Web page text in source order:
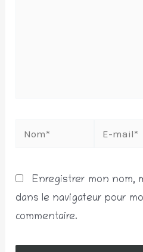
Enregistrer mon nom,
dans le navigateur pour
commentaire.